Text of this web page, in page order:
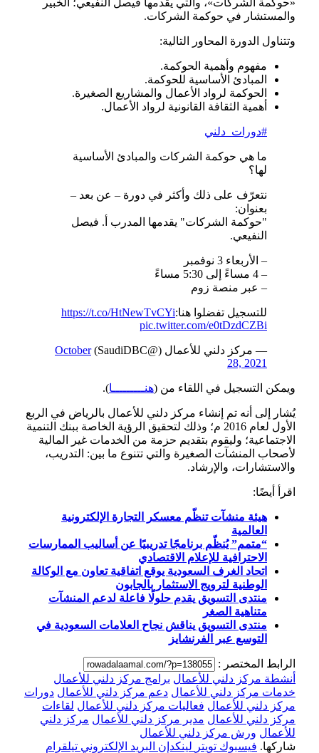
«حوكمة الشركات»، والتي يقدمها فيصل النفيعي؛ الخبير
والمستشار في حوكمة الشركات.
وتتناول الدورة المحاور التالية:
مفهوم وأهمية الحوكمة.
المبادئ الأساسية للحوكمة.
الحوكمة لرواد الأعمال والمشاريع الصغيرة.
أهمية الثقافة القانونية لرواد الأعمال.
#دورات_دلني
ما هي حوكمة الشركات والمبادئ الأساسية
لها؟
نتعرّف على ذلك وأكثر في دورة – عن بعد –
بعنوان:
"حوكمة الشركات" يقدمها المدرب أ. فيصل
النفيعي.
– الأربعاء 3 نوفمبر
– 4 مساءً إلى 5:30 مساءً
– عبر منصة زوم
للتسجيل تفضلوا هنا:https://t.co/HtNewTvCYi
pic.twitter.com/e0tDzdCZBi
— مركز دلني للأعمال (@SaudiDBC)
October
28, 2021
ويمكن التسجيل في اللقاء من (هنـــــــــا).
يُشار إلى أنه تم إنشاء مركز دلني للأعمال بالرياض في الربع
الأول لعام 2016 م؛ وذلك لتحقيق الرؤية الخاصة ببنك التنمية
الاجتماعية؛ وليقوم بتقديم حزمة من الخدمات غير المالية
لأصحاب المنشآت الصغيرة والتي تتنوع ما بين: التدريب،
والاستشارات، والإرشاد.
اقرأ أيضًا:
هيئة منشآت تنظّم معسكر التجارة الإلكترونية
العالمية
“متمم” يُنظّم برنامجًا تدريبيًا عن أساليب الممارسات
الاحترافية للإعلام الاقتصادي
اتحاد الغرف السعودية يوقع اتفاقية تعاون مع الوكالة
الوطنية لترويج الاستثمار بالجابون
منتدى التسويق يقدم حلولًا فاعلة لدعم المنشآت
متناهية الصغر
منتدى التسويق يناقش نجاح العلامات السعودية في
التوسع عبر الفرنشايز
الرابط المختصر :
أنشطة مركز دلني للأعمال برامج مركز دلني للأعمال
خدمات مركز دلني للأعمال دعم مركز دلني للأعمال دورات
مركز دلني للأعمال فعاليات مركز دلني للأعمال لقاءات
مركز دلني للأعمال مدير مركز دلني للأعمال مركز دلني
للأعمال ورش مركز دلني للأعمال
شاركها. فيسبوك تويتر لينكدإن البريد الإلكتروني تيلقرام